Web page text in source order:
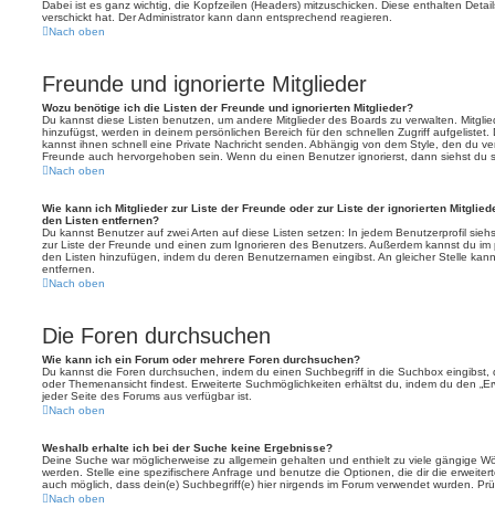
Dabei ist es ganz wichtig, die Kopfzeilen (Headers) mitzuschicken. Diese enthalten
verschickt hat. Der Administrator kann dann entsprechend reagieren.
Nach oben
Freunde und ignorierte Mitglieder
Wozu benötige ich die Listen der Freunde und ignorierten Mitglieder?
Du kannst diese Listen benutzen, um andere Mitglieder des Boards zu verwalten.
hinzufügst, werden in deinem persönlichen Bereich für den schnellen Zugriff
kannst ihnen schnell eine Private Nachricht senden. Abhängig von dem Style, den du
Freunde auch hervorgehoben sein. Wenn du einen Benutzer ignorierst, dann siehst du
Nach oben
Wie kann ich Mitglieder zur Liste der Freunde oder zur Liste der ignorierten
den Listen entfernen?
Du kannst Benutzer auf zwei Arten auf diese Listen setzen: In jedem Benutzerprofil
zur Liste der Freunde und einen zum Ignorieren des Benutzers. Außerdem kannst du
den Listen hinzufügen, indem du deren Benutzernamen eingibst. An gleicher Stelle
entfernen.
Nach oben
Die Foren durchsuchen
Wie kann ich ein Forum oder mehrere Foren durchsuchen?
Du kannst die Foren durchsuchen, indem du einen Suchbegriff in die Suchbox eingibst,
oder Themenansicht findest. Erweiterte Suchmöglichkeiten erhältst du, indem du den
jeder Seite des Forums aus verfügbar ist.
Nach oben
Weshalb erhalte ich bei der Suche keine Ergebnisse?
Deine Suche war möglicherweise zu allgemein gehalten und enthielt zu viele gängige
werden. Stelle eine spezifischere Anfrage und benutze die Optionen, die dir die
auch möglich, dass dein(e) Suchbegriff(e) hier nirgends im Forum verwendet wurden.
Nach oben